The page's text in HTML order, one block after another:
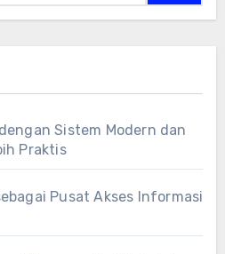
Sistem Modern dan
Praktis
Pusat Akses Informasi